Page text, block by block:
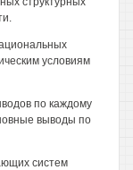
условиям
по каждому
выводы по
систем